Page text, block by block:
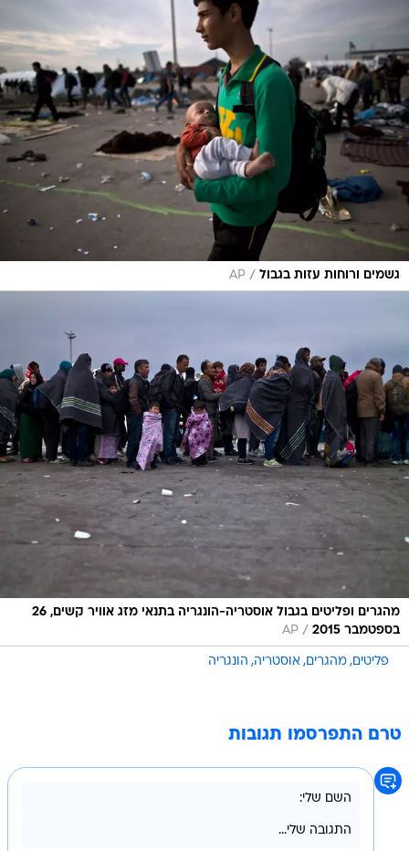
גשמים ורוחות עזות בגבול /
AP
מהגרים ופליטים בגבול אוסטריה-הונגריה בתנאי מזג אוויר קשים, 26
בספטמבר 2015
/
AP
פליטים מהגרים אוסטריה הונגריה
טרם התפרסמו תגובות